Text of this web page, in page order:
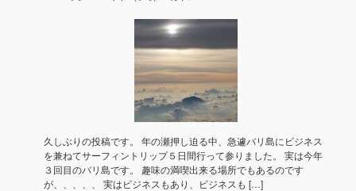
久しぶりの投稿です。 年の瀬押し迫る中、急遽バリ島にビジネス
を兼ねてサーフィントリップ５日間行って参りました。 実は今年
３回目のバリ島です。 趣味の満喫出来る場所でもあるのです
が、、、、、 実はビジネスもあり、ビジネスも […]